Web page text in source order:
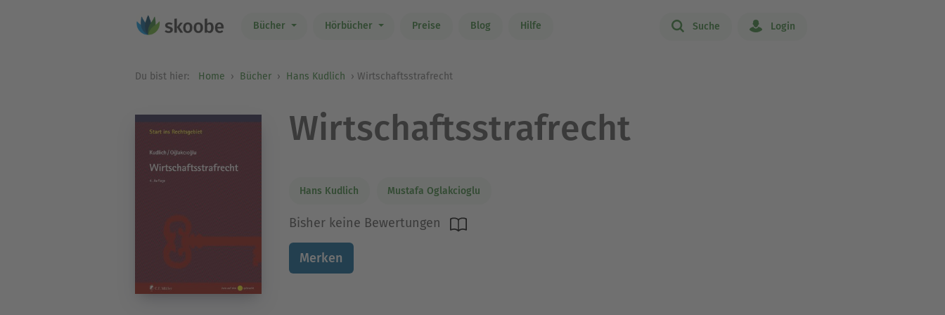
Bücher Hörbücher Preise Blog Hilfe Suche Login
Du bist hier: Home Bücher Hans Kudlich Wirtschaftsstrafrecht
Wirtschaftsstrafrecht
Hans Kudlich Mustafa Oglakcioglu
Bisher keine Bewertungen
Merken